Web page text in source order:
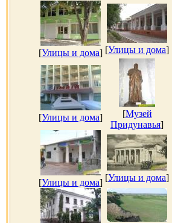
[Улицы и дома] [Улицы и дома]
[Улицы и дома] [Музей
Придунавья]
[Улицы и дома] [Улицы и дома]